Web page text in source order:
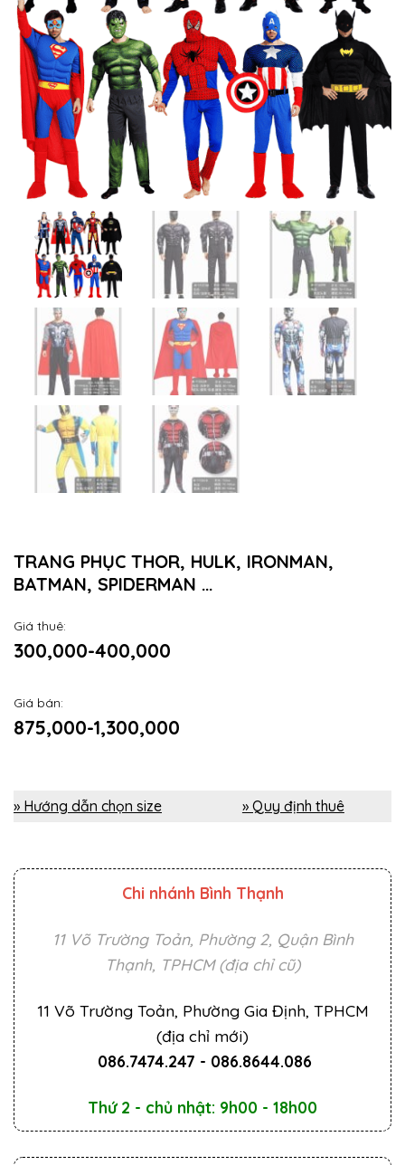
TRANG PHỤC THOR, HULK, IRONMAN,
BATMAN, SPIDERMAN …
Giá thuê:
300,000-400,000
Giá bán:
875,000-1,300,000
» Hướng dẫn chọn size » Quy định thuê
Chi nhánh Bình Thạnh
11 Võ Trường Toản, Phường 2, Quận Bình
Thạnh, TPHCM (địa chỉ cũ)
11 Võ Trường Toản, Phường Gia Định, TPHCM
(địa chỉ mới)
086.7474.247 - 086.8644.086
Thứ 2 - chủ nhật: 9h00 - 18h00